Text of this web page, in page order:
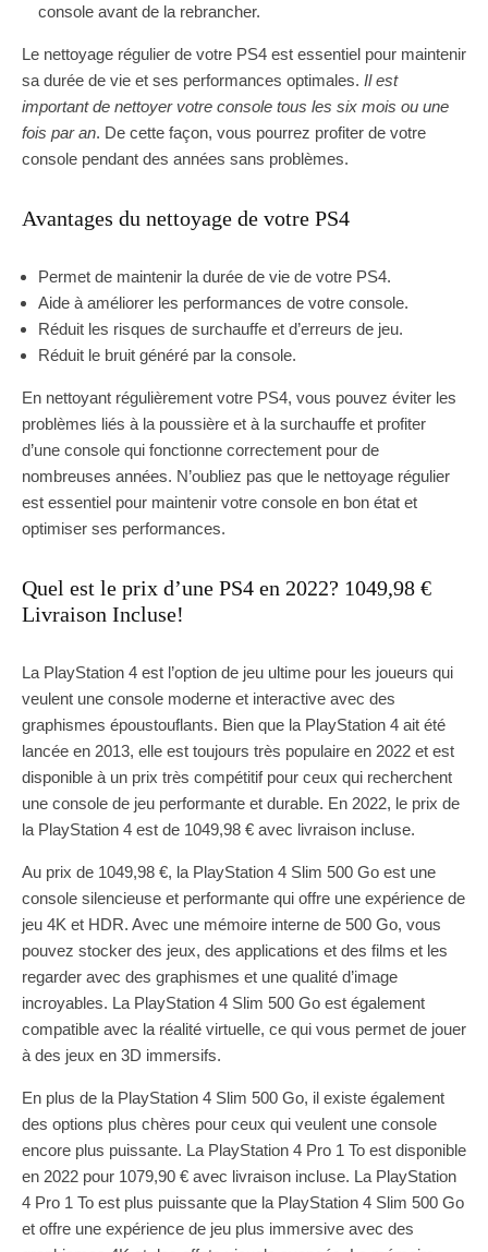
console avant de la rebrancher.
Le nettoyage régulier de votre PS4 est essentiel pour maintenir
sa durée de vie et ses performances optimales. Il est
important de nettoyer votre console tous les six mois ou une
fois par an. De cette façon, vous pourrez profiter de votre
console pendant des années sans problèmes.
Avantages du nettoyage de votre PS4
Permet de maintenir la durée de vie de votre PS4.
Aide à améliorer les performances de votre console.
Réduit les risques de surchauffe et d’erreurs de jeu.
Réduit le bruit généré par la console.
En nettoyant régulièrement votre PS4, vous pouvez éviter les
problèmes liés à la poussière et à la surchauffe et profiter
d’une console qui fonctionne correctement pour de
nombreuses années. N’oubliez pas que le nettoyage régulier
est essentiel pour maintenir votre console en bon état et
optimiser ses performances.
Quel est le prix d’une PS4 en 2022? 1049,98 €
Livraison Incluse!
La PlayStation 4 est l’option de jeu ultime pour les joueurs qui
veulent une console moderne et interactive avec des
graphismes époustouflants. Bien que la PlayStation 4 ait été
lancée en 2013, elle est toujours très populaire en 2022 et est
disponible à un prix très compétitif pour ceux qui recherchent
une console de jeu performante et durable. En 2022, le prix de
la PlayStation 4 est de 1049,98 € avec livraison incluse.
Au prix de 1049,98 €, la PlayStation 4 Slim 500 Go est une
console silencieuse et performante qui offre une expérience de
jeu 4K et HDR. Avec une mémoire interne de 500 Go, vous
pouvez stocker des jeux, des applications et des films et les
regarder avec des graphismes et une qualité d’image
incroyables. La PlayStation 4 Slim 500 Go est également
compatible avec la réalité virtuelle, ce qui vous permet de jouer
à des jeux en 3D immersifs.
En plus de la PlayStation 4 Slim 500 Go, il existe également
des options plus chères pour ceux qui veulent une console
encore plus puissante. La PlayStation 4 Pro 1 To est disponible
en 2022 pour 1079,90 € avec livraison incluse. La PlayStation
4 Pro 1 To est plus puissante que la PlayStation 4 Slim 500 Go
et offre une expérience de jeu plus immersive avec des